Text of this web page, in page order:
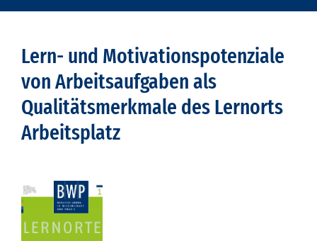
Lern- und Motivationspotenziale
von Arbeitsaufgaben als
Qualitätsmerkmale des Lernorts
Arbeitsplatz